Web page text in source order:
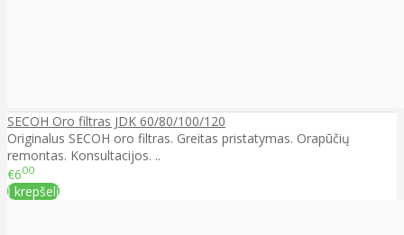
SECOH Oro filtras JDK 60/80/100/120
Originalus SECOH oro filtras. Greitas pristatymas. Orapūčių
remontas. Konsultacijos. ..
€600
Į krepšelį